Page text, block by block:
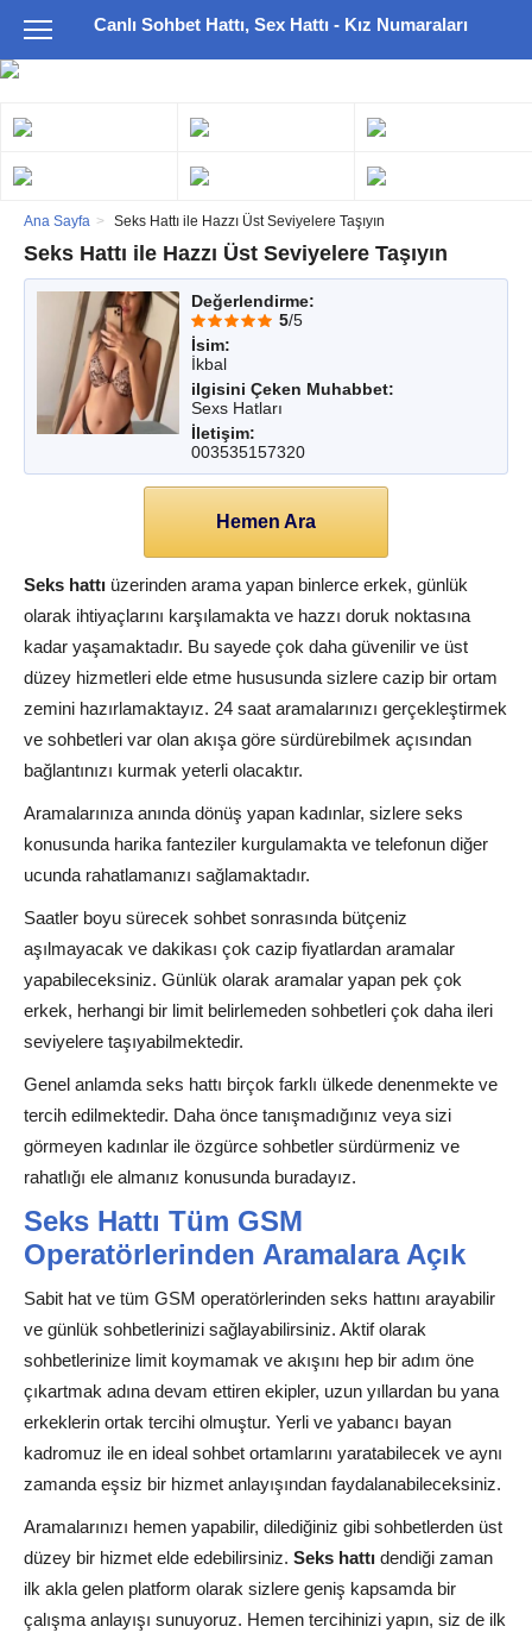
Canlı Sohbet Hattı, Sex Hattı - Kız Numaraları
Ana Sayfa Seks Hattı ile Hazzı Üst Seviyelere Taşıyın
Seks Hattı ile Hazzı Üst Seviyelere Taşıyın
Değerlendirme:
5/5
İsim:
İkbal
ilgisini Çeken Muhabbet:
Sexs Hatları
İletişim:
003535157320
Hemen Ara
Seks hattı üzerinden arama yapan binlerce erkek, günlük
olarak ihtiyaçlarını karşılamakta ve hazzı doruk noktasına
kadar yaşamaktadır. Bu sayede çok daha güvenilir ve üst
düzey hizmetleri elde etme hususunda sizlere cazip bir ortam
zemini hazırlamaktayız. 24 saat aramalarınızı gerçekleştirmek
ve sohbetleri var olan akışa göre sürdürebilmek açısından
bağlantınızı kurmak yeterli olacaktır.
Aramalarınıza anında dönüş yapan kadınlar, sizlere seks
konusunda harika fanteziler kurgulamakta ve telefonun diğer
ucunda rahatlamanızı sağlamaktadır.
Saatler boyu sürecek sohbet sonrasında bütçeniz
aşılmayacak ve dakikası çok cazip fiyatlardan aramalar
yapabileceksiniz. Günlük olarak aramalar yapan pek çok
erkek, herhangi bir limit belirlemeden sohbetleri çok daha ileri
seviyelere taşıyabilmektedir.
Genel anlamda seks hattı birçok farklı ülkede denenmekte ve
tercih edilmektedir. Daha önce tanışmadığınız veya sizi
görmeyen kadınlar ile özgürce sohbetler sürdürmeniz ve
rahatlığı ele almanız konusunda buradayız.
Seks Hattı Tüm GSM
Operatörlerinden Aramalara Açık
Sabit hat ve tüm GSM operatörlerinden seks hattını arayabilir
ve günlük sohbetlerinizi sağlayabilirsiniz. Aktif olarak
sohbetlerinize limit koymamak ve akışını hep bir adım öne
çıkartmak adına devam ettiren ekipler, uzun yıllardan bu yana
erkeklerin ortak tercihi olmuştur. Yerli ve yabancı bayan
kadromuz ile en ideal sohbet ortamlarını yaratabilecek ve aynı
zamanda eşsiz bir hizmet anlayışından faydalanabileceksiniz.
Aramalarınızı hemen yapabilir, dilediğiniz gibi sohbetlerden üst
düzey bir hizmet elde edebilirsiniz. Seks hattı dendiği zaman
ilk akla gelen platform olarak sizlere geniş kapsamda bir
çalışma anlayışı sunuyoruz. Hemen tercihinizi yapın, siz de ilk